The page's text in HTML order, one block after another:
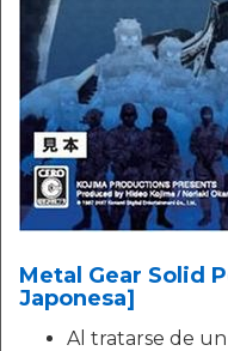
Metal Gear Solid
Japonesa]
Al tratarse de